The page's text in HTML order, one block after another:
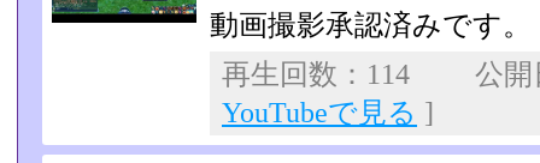
動画撮影承認済みです。
再生回数：114 公
YouTubeで見る ]